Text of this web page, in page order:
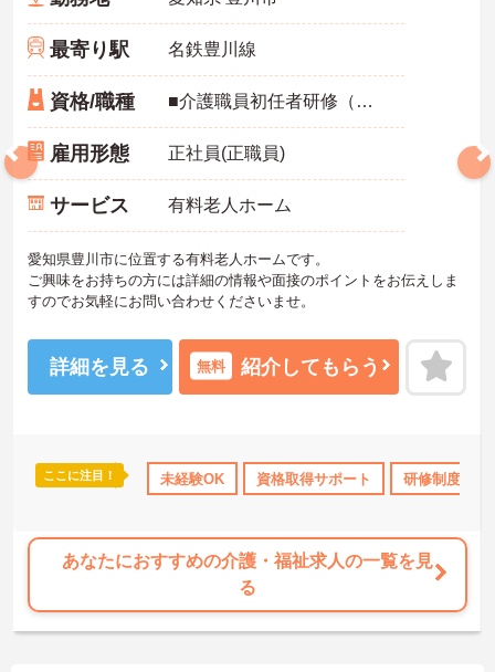
無資格OK 日勤のみ 年間休日110日以上 研修制度あり
最寄り駅 名鉄豊川線
資格/職種 ■介護職員初任者研修（ヘルパー2級）以上の資格をお持ちの方 ■未経験の方も応募可能
雇用形態 正社員(正職員)
サービス 有料老人ホーム
愛知県豊川市に位置する有料老人ホームです。
ご興味をお持ちの方には詳細の情報や面接のポイントをお伝えしま
すのでお気軽にお問い合わせくださいませ。
詳細を見る 無料 紹介してもらう
ここに注目！ 未経験OK 資格取得サポート 研修制度あり
あなたにおすすめの介護・福祉求人の一覧を見
る